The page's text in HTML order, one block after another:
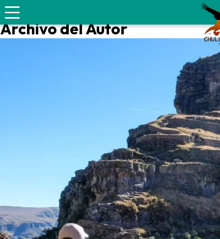
No hay widgets asignados en la barra lateral izquierda.
Archivo del Autor